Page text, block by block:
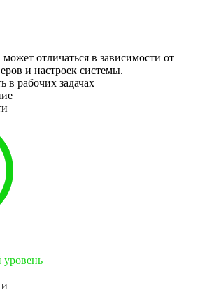
отличаться в зависимости от
и настроек системы.
в рабочих задачах